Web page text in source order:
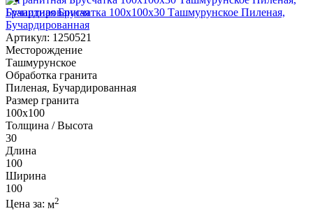
Гранитная Брусчатка 100х100x30 Ташмурунское Пиленая,
Бучардированная
Артикул: 1250521
Месторождение
Ташмурунское
Обработка гранита
Пиленая, Бучардированная
Размер гранита
100х100
Толщина / Высота
30
Длина
100
Ширина
100
Цена за: м2